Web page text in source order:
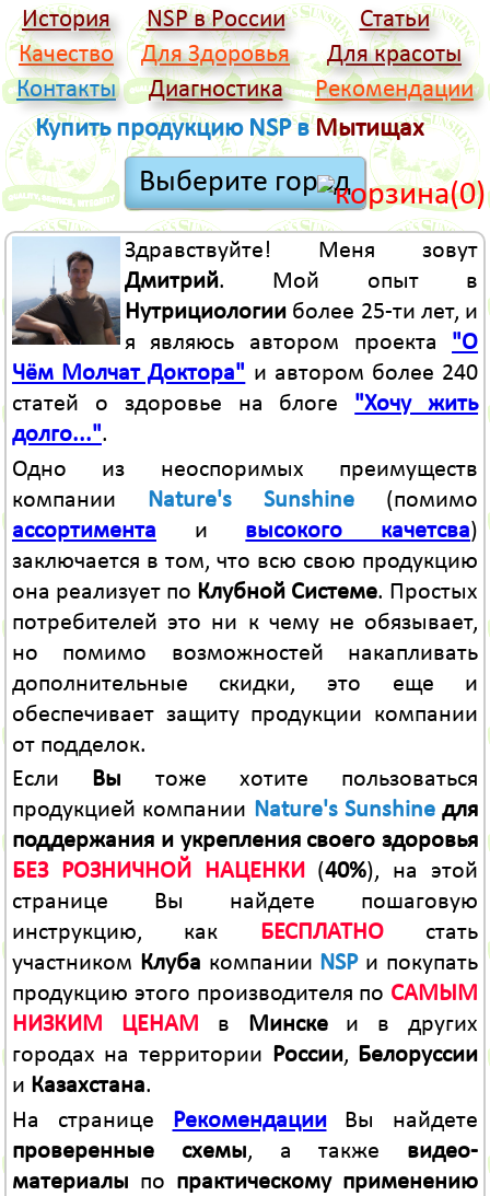
История NSP в России
Статьи
Качество
Для Здоровья
Для красоты
Контакты
Диагностика Рекомендации
Купить продукцию NSP вМытищах
(0)
Здравствуйте! Меня зовут
Дмитрий. Мой опыт в
Нутрициологииболее 25-ти лет, и
я являюсь автором проекта "О
Чём Молчат Доктора" и автором более 240
статей о здоровье на блоге "Хочу жить
долго...".
Одно из неоспоримых преимуществ
компании Nature's Sunshine (помимо
ассортимента и высокого качетсва)
заключается в том, что всю свою продукцию
она реализует по Клубной Системе. Простых
потребителей это ни к чему не обязывает,
но помимо возможностей накапливать
дополнительные скидки, это еще и
обеспечивает защиту продукции компании
от подделок.
Если Вы тоже хотите пользоваться
продукцией компании Nature's Sunshine для
поддержания и укрепления своего здоровья
БЕЗ РОЗНИЧНОЙ НАЦЕНКИ(40%), на этой
странице Вы найдете пошаговую
инструкцию, как БЕСПЛАТНОстать
участником Клуба компании NSPи покупать
продукцию этого производителя по САМЫМ
НИЗКИМ ЦЕНАМ в Минскеи в других
городах на территории России, Белоруссии
и Казахстана.
На странице РекомендацииВы найдете
проверенные схемы, а также видео-
материалы по практическому применению